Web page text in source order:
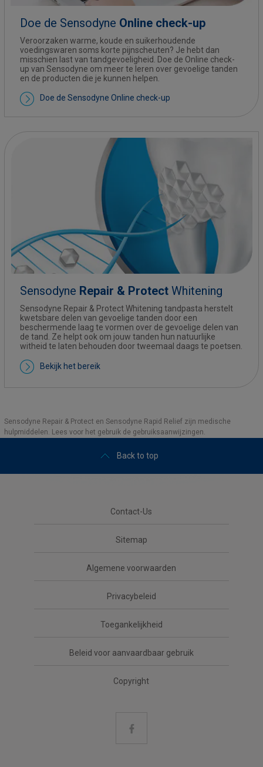
Doe de Sensodyne Online check-up
Veroorzaken warme, koude en suikerhoudende
voedingswaren soms korte pijnscheuten? Je hebt dan
misschien last van tandgevoeligheid. Doe de Online check-
up van Sensodyne om meer te leren over gevoelige tanden
en de producten die je kunnen helpen.
Doe de Sensodyne Online check-up
Sensodyne Repair & Protect Whitening
Sensodyne Repair & Protect Whitening tandpasta herstelt
kwetsbare delen van gevoelige tanden door een
beschermende laag te vormen over de gevoelige delen van
de tand. Ze helpt ook om jouw tanden hun natuurlijke
witheid te laten behouden door tweemaal daags te poetsen.
Bekijk het bereik
Sensodyne Repair & Protect en Sensodyne Rapid Relief zijn medische
hulpmiddelen. Lees voor het gebruik de gebruiksaanwijzingen.
Back to top
Contact-Us
Sitemap
Algemene voorwaarden
Privacybeleid
Toegankelijkheid
Beleid voor aanvaardbaar gebruik
Copyright